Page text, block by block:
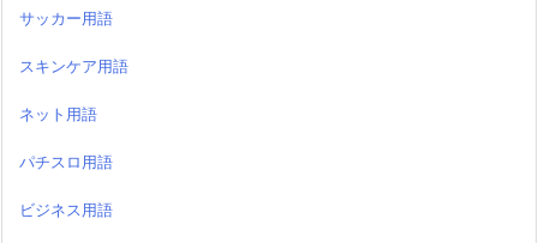
サッカー用語
スキンケア用語
ネット用語
パチスロ用語
ビジネス用語